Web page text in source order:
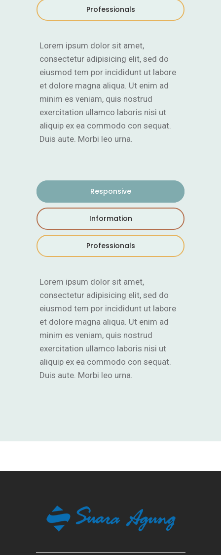
Professionals
Lorem ipsum dolor sit amet,
consectetur adipisicing elit, sed do
eiusmod tem por incididunt ut labore
et dolore magna aliqua. Ut enim ad
minim es veniam, quis nostrud
exercitation ullamco laboris nisi ut
aliquip ex ea commodo con sequat.
Duis aute. Morbi leo urna.
Responsive
Information
Professionals
Lorem ipsum dolor sit amet,
consectetur adipisicing elit, sed do
eiusmod tem por incididunt ut labore
et dolore magna aliqua. Ut enim ad
minim es veniam, quis nostrud
exercitation ullamco laboris nisi ut
aliquip ex ea commodo con sequat.
Duis aute. Morbi leo urna.